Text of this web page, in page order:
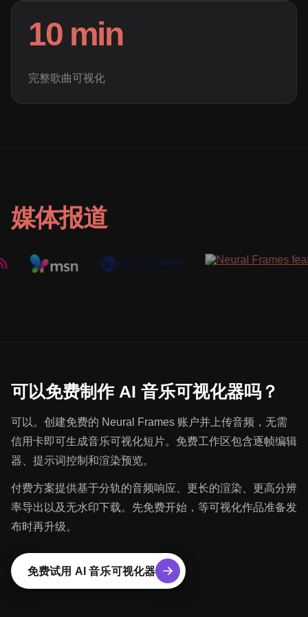
10 min
完整歌曲可视化
媒体报道
可以免费制作 AI 音乐可视化器吗？
可以。创建免费的 Neural Frames 账户并上传音频，无需
信用卡即可生成音乐可视化短片。免费工作区包含逐帧编辑
器、提示词控制和渲染预览。
付费方案提供基于分轨的音频响应、更长的渲染、更高分辨
率导出以及无水印下载。先免费开始，等可视化作品准备发
布时再升级。
免费试用 AI 音乐可视化器